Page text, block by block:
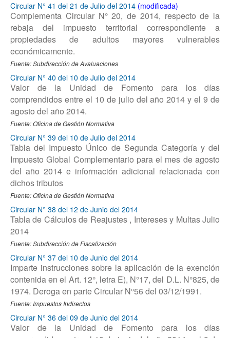
Circular N° 41 del 21 de Julio del 2014
Complementa Circular N° 20, de 2014, respecto de la
rebaja del impuesto territorial correspondiente a
propiedades de adultos mayores vulnerables
económicamente.
Fuente: Subdirección de Avaluaciones
Circular N° 40 del 10 de Julio del 2014
Valor de la Unidad de Fomento para los días
comprendidos entre el 10 de julio del año 2014 y el 9 de
agosto del año 2014.
Fuente: Oficina de Gestión Normativa
Circular N° 39 del 10 de Julio del 2014
Tabla del Impuesto Único de Segunda Categoría y del
Impuesto Global Complementario para el mes de agosto
del año 2014 e información adicional relacionada con
dichos tributos
Fuente: Oficina de Gestión Normativa
Circular N° 38 del 12 de Junio del 2014
Tabla de Cálculos de Reajustes , Intereses y Multas Julio
2014
Fuente: Subdirección de Fiscalización
Circular N° 37 del 10 de Junio del 2014
Imparte instrucciones sobre la aplicación de la exención
contenida en el Art. 12°, letra E), N°17, del D.L. N°825, de
1974. Deroga en parte Circular N°56 del 03/12/1991.
Fuente: Impuestos Indirectos
Circular N° 36 del 09 de Junio del 2014
Valor de la Unidad de Fomento para los días